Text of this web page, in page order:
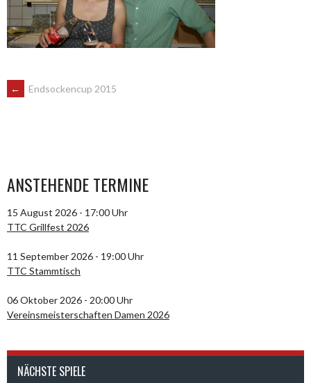
ARTIKEL-
← Endsockencup 2015
ANSTEHENDE TERMINE
15 August 2026 - 17:00 Uhr
TTC Grillfest 2026
11 September 2026 - 19:00 Uhr
TTC Stammtisch
06 Oktober 2026 - 20:00 Uhr
Vereinsmeisterschaften Damen 2026
NÄCHSTE SPIELE